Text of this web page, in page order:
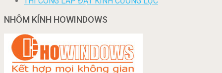
NHÔM KÍNH HOWINDOWS